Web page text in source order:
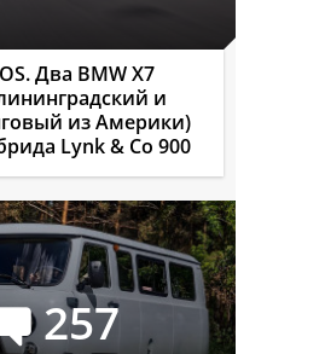
Два BMW X7
и
из Америки)
Lynk & Co 900
257